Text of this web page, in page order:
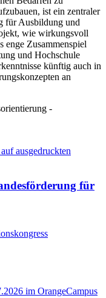
ist ein zentraler
für Ausbildung und
wie wirkungsvoll
enge Zusammenspiel
und Hochschule
künftig auch in
an
für